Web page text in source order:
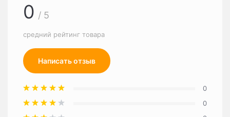
0 / 5
средний рейтинг товара
Написать отзыв
0
0